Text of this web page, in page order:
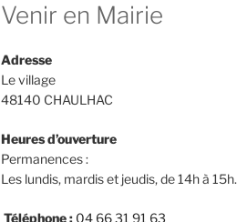
Venir en Mairie
Adresse
Le village
48140 CHAULHAC
Heures d’ouverture
Permanences :
Les lundis, mardis et jeudis, de 14h à 15h.
Téléphone : 04 66 31 91 63